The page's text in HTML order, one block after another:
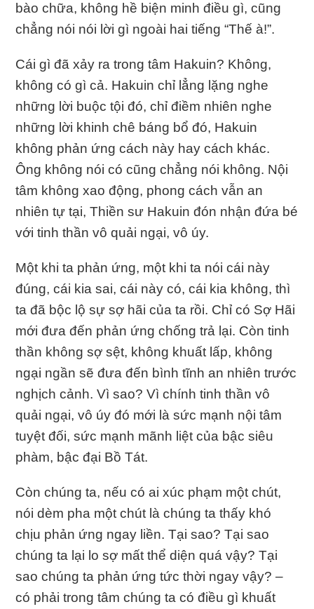
bào chữa, không hề biện minh điều gì, cũng
chẳng nói nói lời gì ngoài hai tiếng “Thế à!”.
Cái gì đã xảy ra trong tâm Hakuin? Không,
không có gì cả. Hakuin chỉ lẳng lặng nghe
những lời buộc tội đó, chỉ điềm nhiên nghe
những lời khinh chê báng bổ đó, Hakuin
không phản ứng cách này hay cách khác.
Ông không nói có cũng chẳng nói không. Nội
tâm không xao động, phong cách vẫn an
nhiên tự tại, Thiền sư Hakuin đón nhận đứa bé
với tinh thần vô quải ngại, vô úy.
Một khi ta phản ứng, một khi ta nói cái này
đúng, cái kia sai, cái này có, cái kia không, thì
ta đã bộc lộ sự sợ hãi của ta rồi. Chỉ có Sợ Hãi
mới đưa đến phản ứng chống trả lại. Còn tinh
thần không sợ sệt, không khuất lấp, không
ngại ngần sẽ đưa đến bình tĩnh an nhiên trước
nghịch cảnh. Vì sao? Vì chính tinh thần vô
quải ngại, vô úy đó mới là sức mạnh nội tâm
tuyệt đối, sức mạnh mãnh liệt của bậc siêu
phàm, bậc đại Bồ Tát.
Còn chúng ta, nếu có ai xúc phạm một chút,
nói dèm pha một chút là chúng ta thấy khó
chịu phản ứng ngay liền. Tại sao? Tại sao
chúng ta lại lo sợ mất thể diện quá vậy? Tại
sao chúng ta phản ứng tức thời ngay vậy? –
có phải trong tâm chúng ta có điều gì khuất